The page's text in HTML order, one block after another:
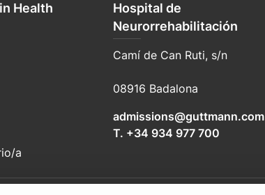
Health
a
Hospital de
Neurorrehabilitación
Camí de Can Ruti, s/n
08916 Badalona
admissions@guttmann.com
T. +34 934 977 700